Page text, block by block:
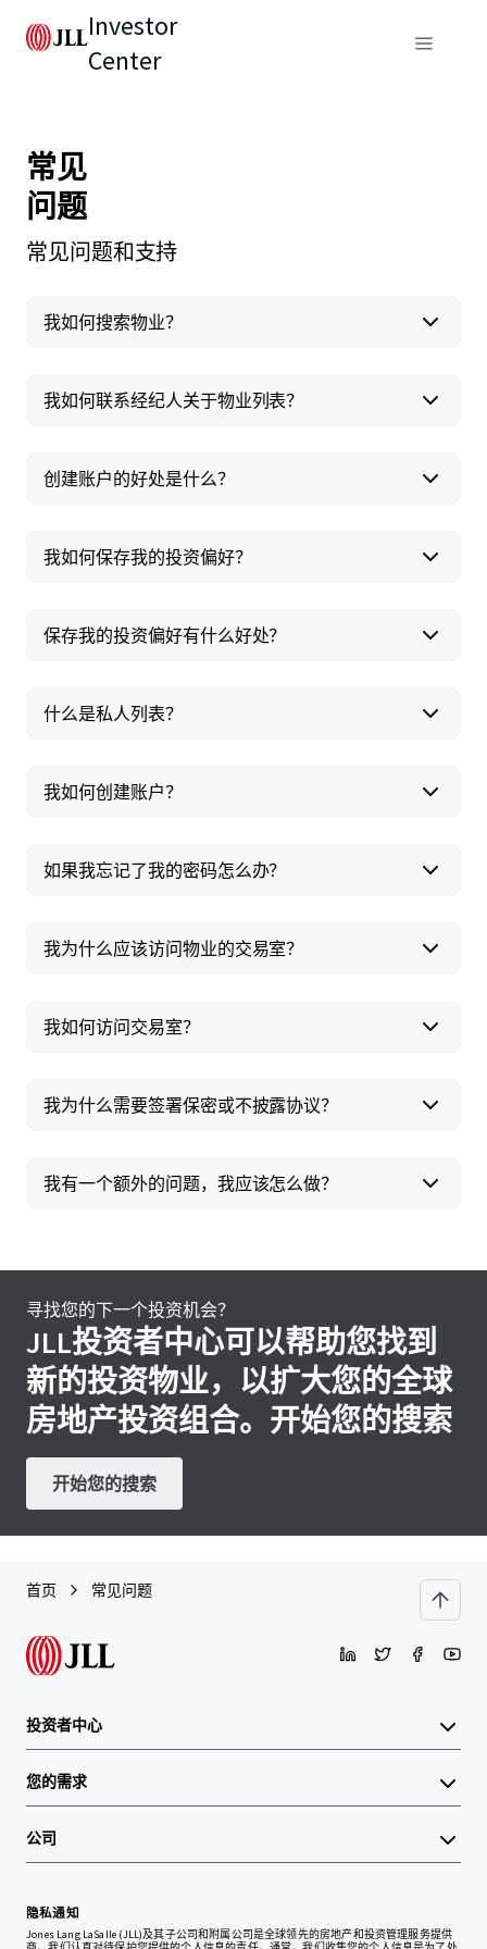
Investor
Center
常见
问题
常见问题和支持
我如何搜索物业？
我如何联系经纪人关于物业列表？
创建账户的好处是什么？
我如何保存我的投资偏好？
保存我的投资偏好有什么好处？
什么是私人列表？
我如何创建账户？
如果我忘记了我的密码怎么办？
我为什么应该访问物业的交易室？
我如何访问交易室？
我为什么需要签署保密或不披露协议？
我有一个额外的问题，我应该怎么做？
寻找您的下一个投资机会？
JLL投资者中心可以帮助您找到
新的投资物业，以扩大您的全球
房地产投资组合。开始您的搜索
开始您的搜索
首页 常见问题
投资者中心
您的需求
公司
隐私通知
Jones Lang LaSalle (JLL)及其子公司和附属公司是全球领先的房地产和投资管理服务提供